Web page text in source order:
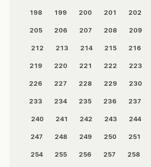
198 199 200 201 202
205 206 207 208 209
212 213 214 215 216
219 220 221 222 223
226 227 228 229 230
233 234 235 236 237
240 241 242 243 244
247 248 249 250 251
254 255 256 257 258